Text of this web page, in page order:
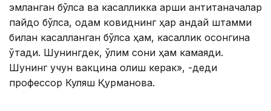
эмланган бўлса ва касалликка қарши антитаначалар
пайдо бўлса, одам ковиднинг ҳар қандай штамми
билан касалланган бўлса ҳам, касаллик осонгина
ўтади. Шунингдек, ўлим сони ҳам камаяди.
Шунинг учун вакцина олиш керак», -деди
профессор Куляш Қурманова.